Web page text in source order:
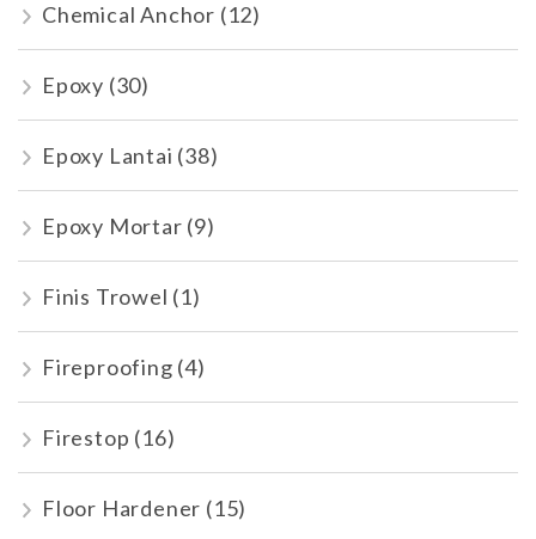
Chemical Anchor (12)
Epoxy (30)
Epoxy Lantai (38)
Epoxy Mortar (9)
Finis Trowel (1)
Fireproofing (4)
Firestop (16)
Floor Hardener (15)